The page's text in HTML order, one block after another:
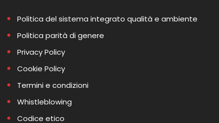
Politica del sistema integrato qualità e ambiente
Politica parità di genere
Privacy Policy
Cookie Policy
Termini e condizioni
Whistleblowing
Codice etico